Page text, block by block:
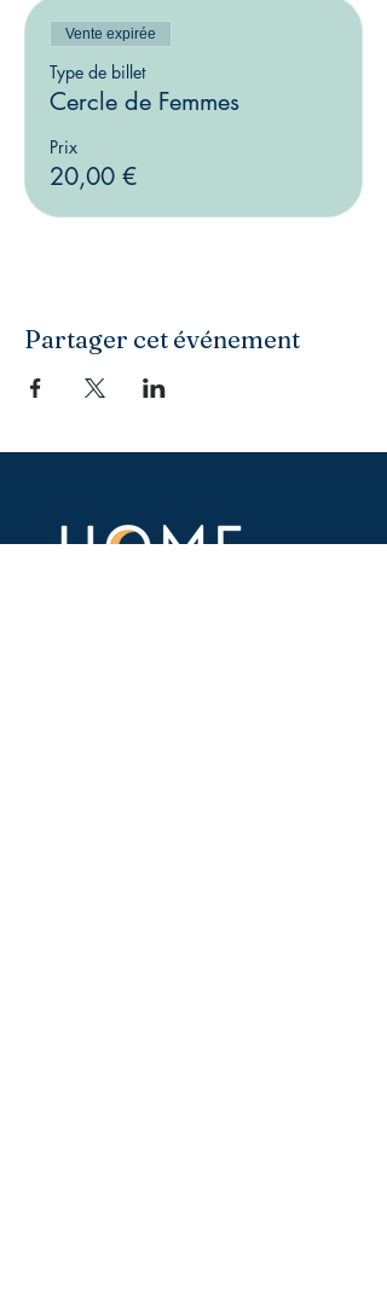
Vente expirée
Type de billet
Cercle de Femmes
Prix
20,00 €
Partager cet événement